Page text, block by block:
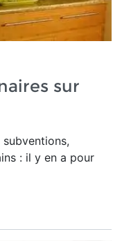
sur
: il y en a pour